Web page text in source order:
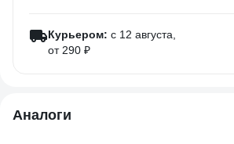
Курьером: c 12 августа,
от 290 ₽
Аналоги